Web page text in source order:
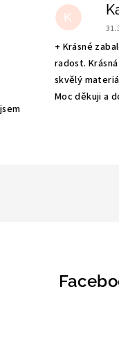
5 z 5 hvězdiček.
K
+ Krásné
radost.
skvělý
Moc děkuji a